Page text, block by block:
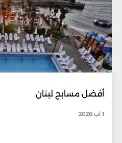
أفضل مسابح لبنان
1 آب 2026